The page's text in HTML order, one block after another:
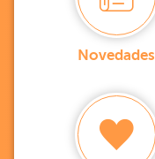
Novedades